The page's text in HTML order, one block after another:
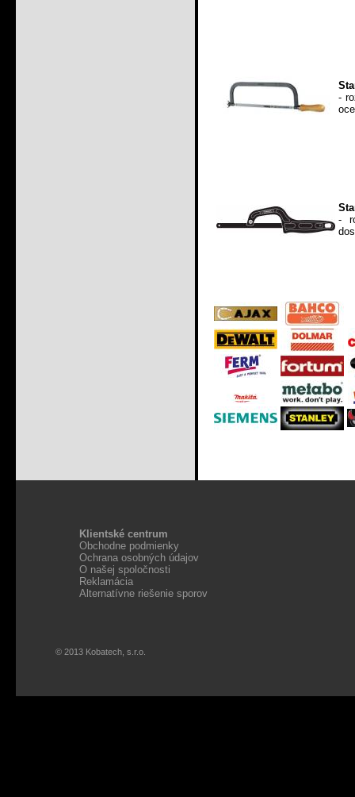
-
-
Klientské centrum
Obchodne podmienky
Ochrana osobných údajov
O našej spoločnosti
Reklamácia
Alternatívne riešenie sporov
© 2013 Kobatech, s.r.o.